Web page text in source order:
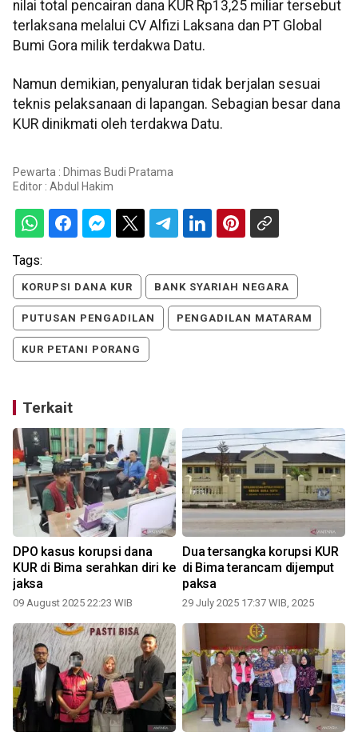
nilai total pencairan dana KUR Rp13,25 miliar tersebut
terlaksana melalui CV Alfizi Laksana dan PT Global
Bumi Gora milik terdakwa Datu.
Namun demikian, penyaluran tidak berjalan sesuai
teknis pelaksanaan di lapangan. Sebagian besar dana
KUR dinikmati oleh terdakwa Datu.
Pewarta : Dhimas Budi Pratama
Editor : Abdul Hakim
Tags:
KORUPSI DANA KUR BANK SYARIAH NEGARA
PUTUSAN PENGADILAN PENGADILAN MATARAM
KUR PETANI PORANG
Terkait
DPO kasus korupsi dana
KUR di Bima serahkan diri ke
jaksa
09 August 2025 22:23 WIB
Dua tersangka korupsi KUR
di Bima terancam dijemput
paksa
29 July 2025 17:37 WIB, 2025